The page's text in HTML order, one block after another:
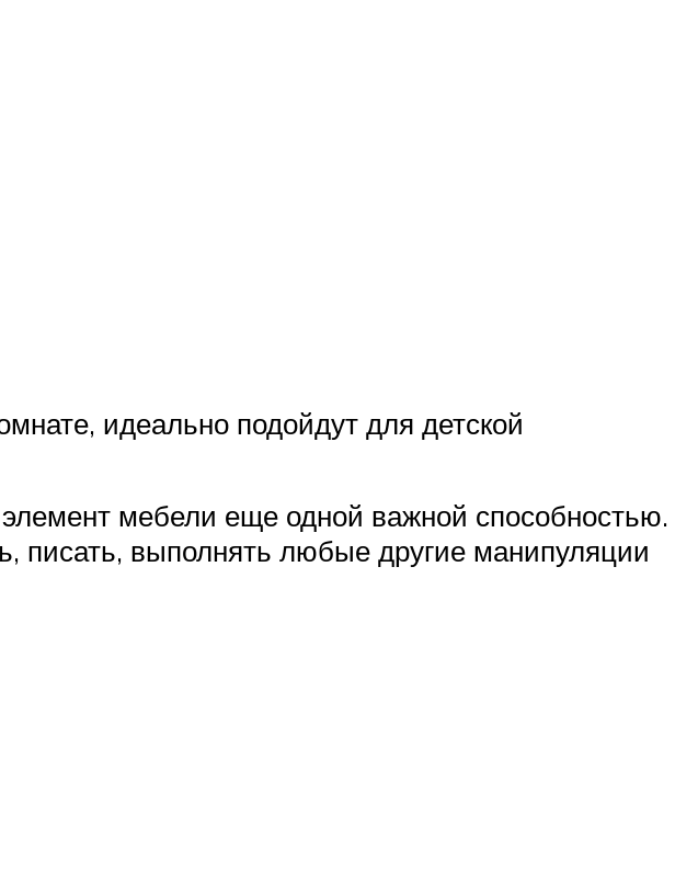
идеально подойдут для детской
мебели еще одной важной способностью.
писать, выполнять любые другие манипуляции